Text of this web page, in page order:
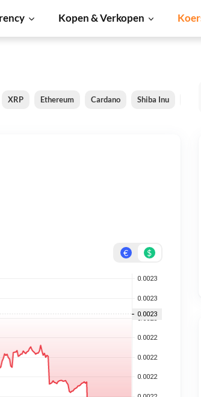
Kopen & Verkopen
XRP Ethereum Cardano Shiba Inu
€ $